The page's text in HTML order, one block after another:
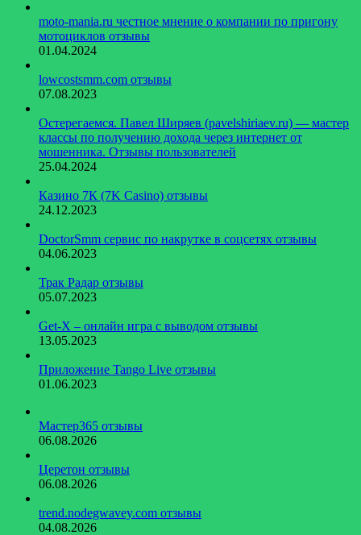
moto-mania.ru честное мнение о компании по пригону
мотоциклов отзывы
01.04.2024
lowcostsmm.com отзывы
07.08.2023
Остерегаемся. Павел Ширяев (pavelshiriaev.ru) — мастер
классы по получению дохода через интернет от
мошенника. Отзывы пользователей
25.04.2024
Казино 7К (7K Casino) отзывы
24.12.2023
DoctorSmm сервис по накрутке в соцсетях отзывы
04.06.2023
Трак Радар отзывы
05.07.2023
Get-X – онлайн игра с выводом отзывы
13.05.2023
Приложение Tango Live отзывы
01.06.2023
Мастер365 отзывы
06.08.2026
Церетон отзывы
06.08.2026
trend.nodegwavey.com отзывы
04.08.2026